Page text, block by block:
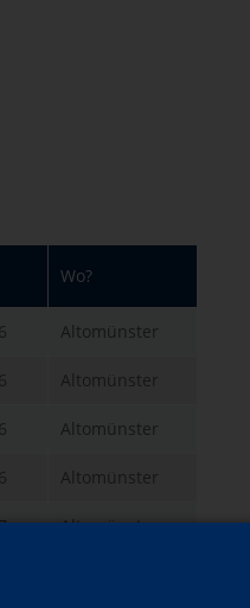
Wo?
Altomünster
Altomünster
Altomünster
Altomünster
Altomünster